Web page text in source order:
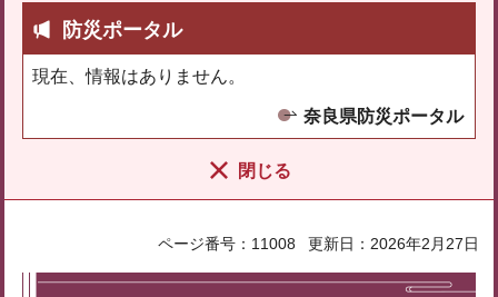
防災ポータル
現在、情報はありません。
奈良県防災ポータル
閉じる
ページ番号：11008 更新日：2026年2月27日